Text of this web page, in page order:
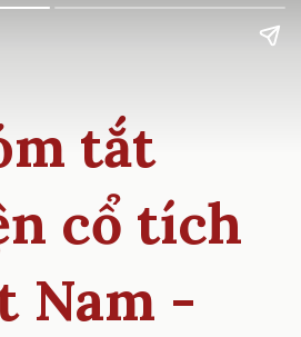
tắt
cổ tích
Nam -